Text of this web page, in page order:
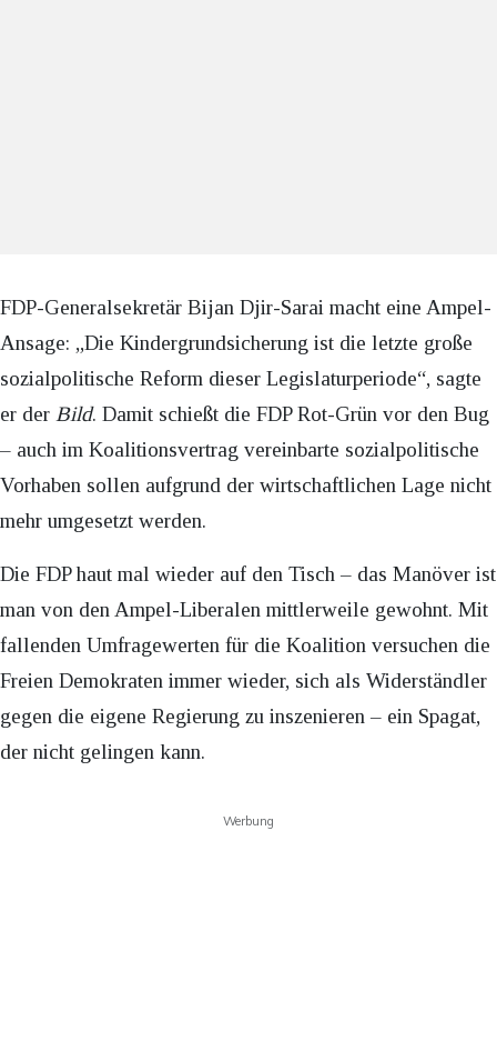
FDP-Generalsekretär Bijan Djir-Sarai macht eine Ampel-
Ansage: „Die Kindergrundsicherung ist die letzte große
sozialpolitische Reform dieser Legislaturperiode“, sagte
er der Bild. Damit schießt die FDP Rot-Grün vor den Bug
– auch im Koalitionsvertrag vereinbarte sozialpolitische
Vorhaben sollen aufgrund der wirtschaftlichen Lage nicht
mehr umgesetzt werden.
Die FDP haut mal wieder auf den Tisch – das Manöver ist
man von den Ampel-Liberalen mittlerweile gewohnt. Mit
fallenden Umfragewerten für die Koalition versuchen die
Freien Demokraten immer wieder, sich als Widerständler
gegen die eigene Regierung zu inszenieren – ein Spagat,
der nicht gelingen kann.
Werbung